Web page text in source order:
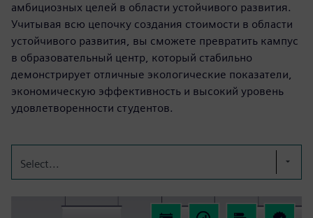
амбициозных целей в области устойчивого развития.
Учитывая всю цепочку создания стоимости в области
устойчивого развития, вы сможете превратить кампус
в образовательный центр, который стабильно
демонстрирует отличные экологические показатели,
экономическую эффективность и высокий уровень
удовлетворенности студентов.
Select...